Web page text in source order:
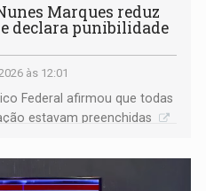
Marques reduz
declara punibilidade
às 12:01
Federal afirmou que todas
estavam preenchidas